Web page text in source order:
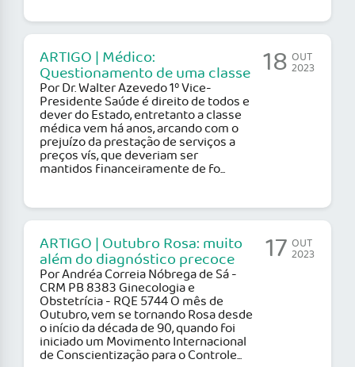
ARTIGO | Médico:
Questionamento de uma classe
Por Dr. Walter Azevedo 1º Vice-
Presidente Saúde é direito de todos e
dever do Estado, entretanto a classe
médica vem há anos, arcando com o
prejuízo da prestação de serviços a
preços vís, que deveriam ser
mantidos financeiramente de fo...
18 OUT
2023
ARTIGO | Outubro Rosa: muito
além do diagnóstico precoce
Por Andréa Correia Nóbrega de Sá -
CRM PB 8383 Ginecologia e
Obstetrícia - RQE 5744 O mês de
Outubro, vem se tornando Rosa desde
o início da década de 90, quando foi
iniciado um Movimento Internacional
de Conscientização para o Controle...
17 OUT
2023